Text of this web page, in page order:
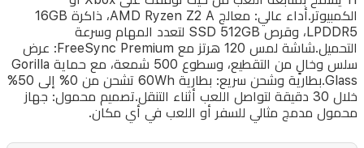
A،
وذاكرة
16
جيجابايت
LPDDR5،
وقرص
SSD
الكمبيوتر.أداء عالي: معالج AMD Ryzen Z2 A، ذاكرة 16GB
LPDDR5، وقرص SSD 512GB لتعدد المهام وسرعة
التحميل.شاشة لمس 120 هرتز مع FreeSync Premium: عرض
سلس وخالٍ من التقطيع، وسطوع 500 شمعة، مع حماية Gorilla
Glass.بطارية وشحن سريع: بطارية 60Wh تشحن من 0% إلى 50%
خلال 30 دقيقة لتواصل اللعب أثناء التنقل.تصميم محمول: جهاز
محمول مدمج مثالي للسفر أو اللعب في أي مكان.